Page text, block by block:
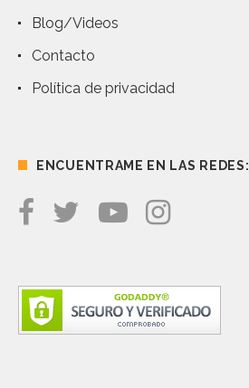
Blog/Videos
Contacto
Política de privacidad
ENCUENTRAME EN LAS REDES: